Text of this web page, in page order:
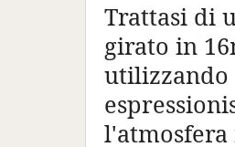
Trattasi di
girato in
utilizzando